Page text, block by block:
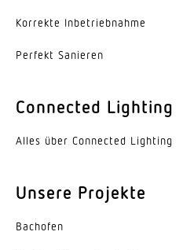
Korrekte Inbe­trieb­nahme
Perfekt Sanieren
Connected Lighting
Alles über Connected Lighting
Unsere Projekte
Bachofen